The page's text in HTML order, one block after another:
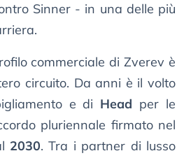
Sinner - in una delle più
commerciale di Zverev è
circuito. Da anni è il volto
e di Head per le
pluriennale firmato nel
2030. Tra i partner di lusso